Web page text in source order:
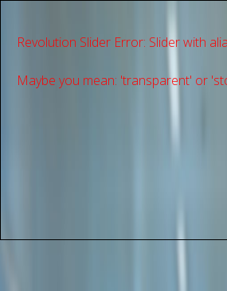
Revolution Slider Error: Slider with
Maybe you mean: 'transparent' or